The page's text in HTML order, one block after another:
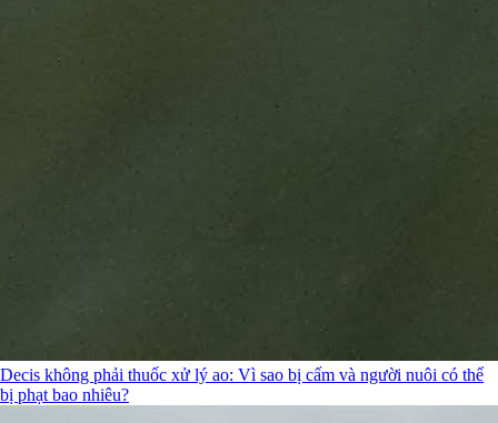
Decis không phải thuốc xử lý ao: Vì sao bị cấm và người nuôi có thể
bị phạt bao nhiêu?